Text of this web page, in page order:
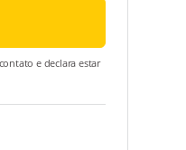
e declara estar